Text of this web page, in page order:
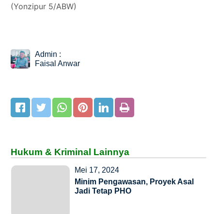
(Yonzipur 5/ABW)
Admin :
Faisal Anwar
Hukum & Kriminal Lainnya
Mei 17, 2024
Minim Pengawasan, Proyek Asal
Jadi Tetap PHO